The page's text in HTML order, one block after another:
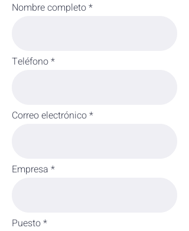
Nombre completo
Teléfono
Correo electrónico
Empresa
Puesto